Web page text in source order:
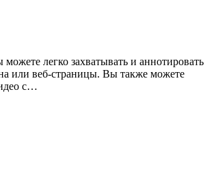
легко захватывать и аннотировать
или веб-страницы. Вы также можете
с…